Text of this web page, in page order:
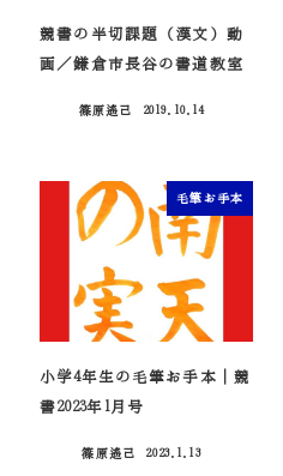
競書の半切課題（漢文）動
画／鎌倉市長谷の書道教室
篠原遙己
2019.10.14
毛筆お手本
小学4年生の毛筆お手本｜競
書2023年1月号
篠原遙己
2023.1.13